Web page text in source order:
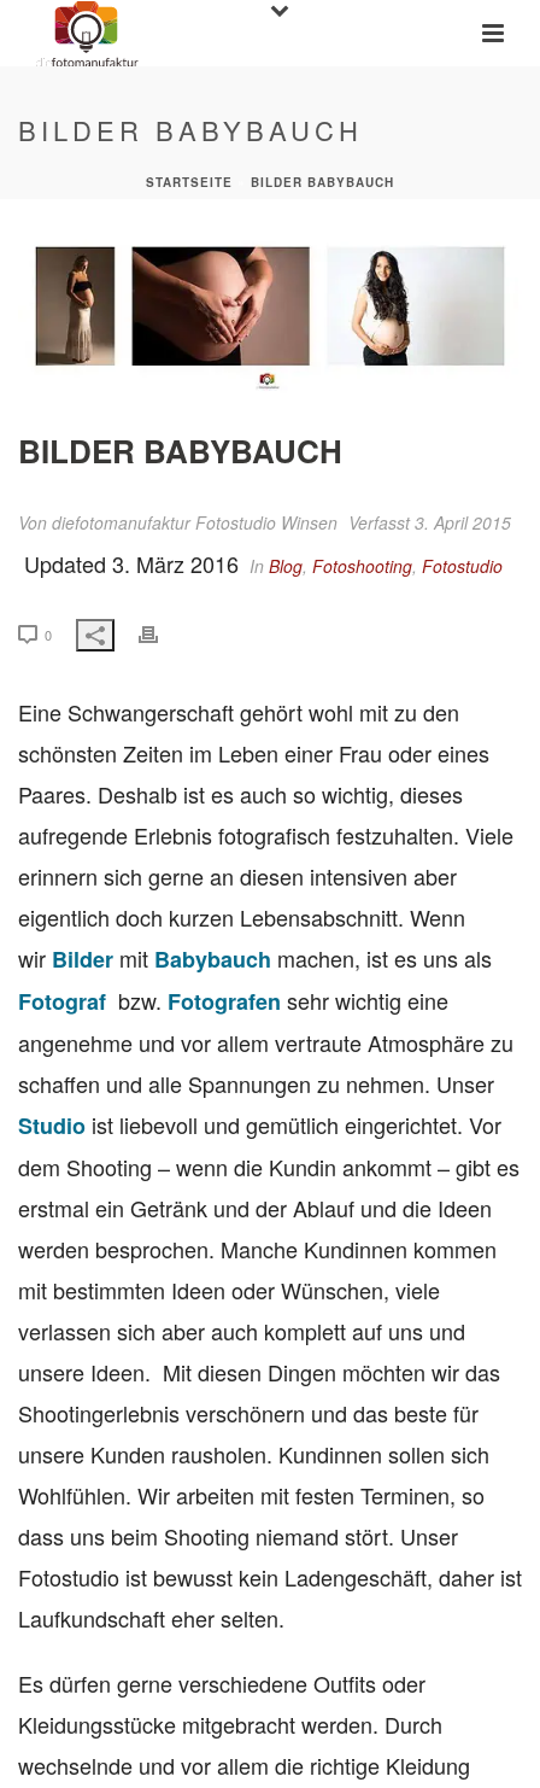
BILDER BABYBAUCH
STARTSEITE BILDER BABYBAUCH
BILDER BABYBAUCH
Von diefotomanufaktur Fotostudio Winsen Verfasst 3. April 2015
Updated 3. März 2016 In Blog, Fotoshooting, Fotostudio
0
Eine Schwangerschaft gehört wohl mit zu den
schönsten Zeiten im Leben einer Frau oder eines
Paares. Deshalb ist es auch so wichtig, dieses
aufregende Erlebnis fotografisch festzuhalten. Viele
erinnern sich gerne an diesen intensiven aber
eigentlich doch kurzen Lebensabschnitt. Wenn
wir Bilder mit Babybauch machen, ist es uns als
Fotograf bzw. Fotografen sehr wichtig eine
angenehme und vor allem vertraute Atmosphäre zu
schaffen und alle Spannungen zu nehmen. Unser
Studio ist liebevoll und gemütlich eingerichtet. Vor
dem Shooting – wenn die Kundin ankommt – gibt es
erstmal ein Getränk und der Ablauf und die Ideen
werden besprochen. Manche Kundinnen kommen
mit bestimmten Ideen oder Wünschen, viele
verlassen sich aber auch komplett auf uns und
unsere Ideen. Mit diesen Dingen möchten wir das
Shootingerlebnis verschönern und das beste für
unsere Kunden rausholen. Kundinnen sollen sich
Wohlfühlen. Wir arbeiten mit festen Terminen, so
dass uns beim Shooting niemand stört. Unser
Fotostudio ist bewusst kein Ladengeschäft, daher ist
Laufkundschaft eher selten.
Es dürfen gerne verschiedene Outfits oder
Kleidungsstücke mitgebracht werden. Durch
wechselnde und vor allem die richtige Kleidung